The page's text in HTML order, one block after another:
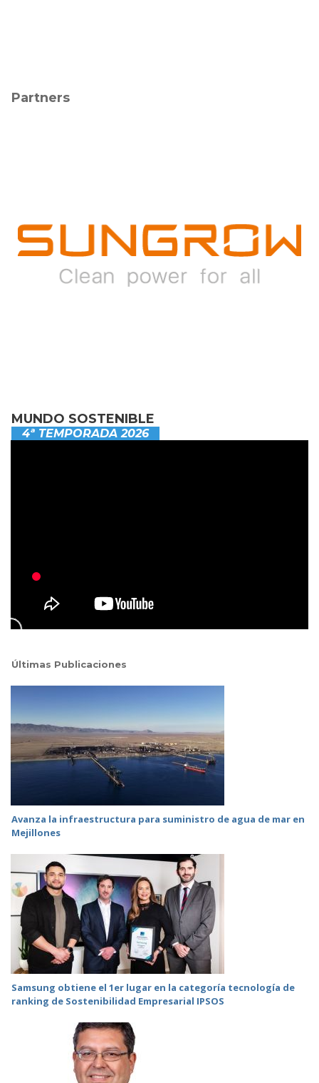
Partners
MUNDO SOSTENIBLE
4ª TEMPORADA 2026
Últimas Publicaciones
Avanza la infraestructura para suministro de agua de mar en
Mejillones
Samsung obtiene el 1er lugar en la categoría tecnología de
ranking de Sostenibilidad Empresarial IPSOS